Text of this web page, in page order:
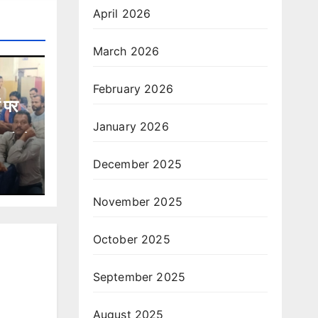
ने
April 2026
March 2026
February 2026
January 2026
December 2025
November 2025
October 2025
September 2025
August 2025